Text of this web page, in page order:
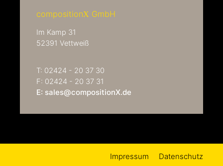
compositionX GmbH
Im Kamp 31
52391 Vettweiß
T: 02424 - 20 37 30
F: 02424 - 20 37 31
E: sales@compositionX.de
Impressum Datenschutz